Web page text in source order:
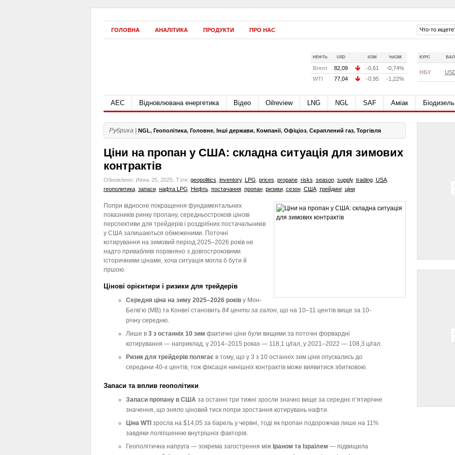
ГОЛОВНА АНАЛІТИКА ПРОДУКТИ ПРО НАС
КУРС ВАЛ
НБУ
НЕФТЬ USD ИЗМ %ИЗМ
Brent 82,09 -0,61
-0,74%
WTI
77,04 -0,95 -1,22%
АЕС Відновлювана енергетика Відео Oilreview LNG NGL SAF Аміак Біодизель
Рубрика | NGL, Геополітика, Головне, Інші держави, Компанії, Офіціоз, Скраплений газ, Торгівля
Ціни на пропан у США: складна ситуація для зимових
контрактів
Обновлено: Июнь 25, 2025. Тэги: geopolitics inventory, LPG prices propane, risks season, supply, trading, USA,
геополитика, запаси, нафта LPG Нефть, постачання, пропан, ризики, сезон, США, трейдинг, ціни
Попри відносне покращення фундаментальних
показників ринку пропану, середньострокові цінові
перспективи для трейдерів і роздрібних постачальників
у США залишаються обмеженими. Поточні
котирування на зимовий період 2025–2026 років не
надто привабливі порівняно з довгостроковими
історичними цінами, хоча ситуація могла б бути й
гіршою.
Цінові орієнтири і ризики для трейдерів
Середня ціна на зиму 2025–2026 роківу Мон-
Белв’ю (MB) та Конвеї становить 84 центи за галон, що на 10–11 центів вище за 10-
річну середню.
Лише в 3 з останніх 10 зим фактичні ціни були вищими за поточні форвардні
котирування — наприклад, у 2014–2015 роках — 118,1 ц/гал, у 2021–2022 — 108,3 ц/гал.
Ризик для трейдерів полягаєв тому, що у 3 з 10 останніх зим ціни опускались до
середини 40-х центів, тож фіксація нинішніх контрактів може виявитися збитковою.
Запаси та вплив геополітики
Запаси пропану в СШАза останні три тижні зросли значно вище за середнє п’ятирічне
значення, що зняло ціновий тиск попри зростання котирувань нафти.
Ціна WTI зросла на $14,05 за барель у червні, тоді як пропан подорожчав лише на 11%
завдяки поліпшенню внутрішніх факторів.
Геополітична напруга — зокрема загострення між Іраном та Ізраїлем — підвищила